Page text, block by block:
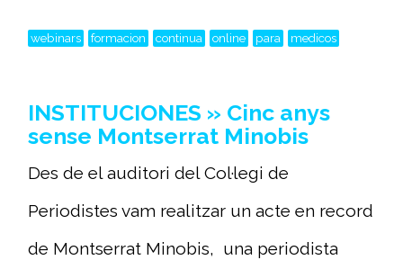
webinars formacion continua online para medicos
INSTITUCIONES » Cinc anys
sense Montserrat Minobis
Des de el auditori del Col·legi de
Periodistes vam realitzar un acte en record
de Montserrat Minobis, una periodista